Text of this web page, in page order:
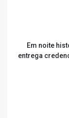
Em noite
entrega